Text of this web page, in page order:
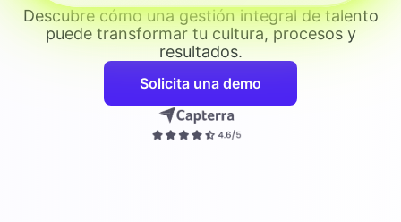
Descubre cómo una gestión integral de talento
puede transformar tu cultura, procesos y
resultados.
Solicita una demo